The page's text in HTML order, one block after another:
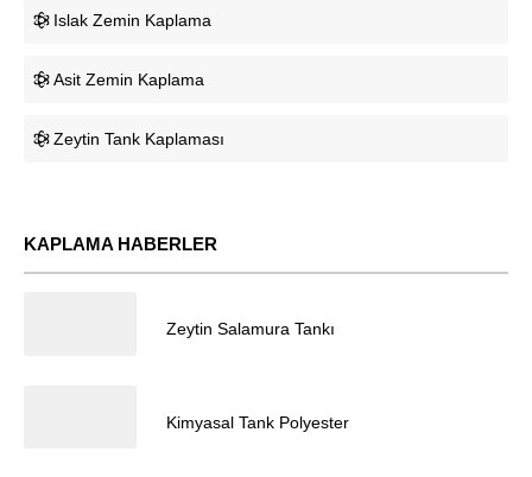
Islak Zemin Kaplama
Asit Zemin Kaplama
Zeytin Tank Kaplaması
KAPLAMA HABERLER
Zeytin Salamura Tankı
Kimyasal Tank Polyester